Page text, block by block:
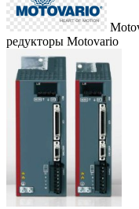
редукторы Motovario